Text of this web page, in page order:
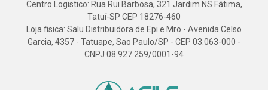
Centro Logistico: Rua Rui Barbosa, 321 Jardim NS Fátima,
Tatuí-SP CEP 18276-460
Loja fisica: Salu Distribuidora de Epi e Mro - Avenida Celso
Garcia, 4357 - Tatuape, Sao Paulo/SP - CEP 03.063-000 -
CNPJ 08.927.259/0001-94